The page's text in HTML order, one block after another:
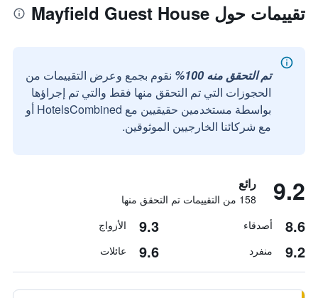
تقييمات حول Mayfield Guest House
تم التحقق منه 100%
نقوم بجمع وعرض التقييمات من
الحجوزات التي تم التحقق منها فقط والتي تم إجراؤها
بواسطة مستخدمين حقيقيين مع HotelsCombined أو
مع شركائنا الخارجيين الموثوقين.
9.2 رائع
158 من التقييمات تم التحقق منها
8.6 أصدقاء 9.3 الأزواج
9.2 منفرد 9.6 عائلات